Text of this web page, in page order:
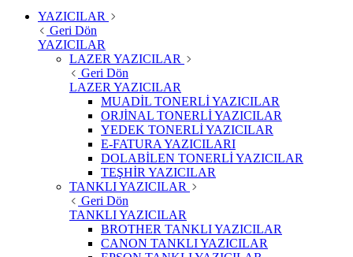
YAZICILAR
Geri Dön
YAZICILAR
LAZER YAZICILAR
Geri Dön
LAZER YAZICILAR
MUADİL TONERLİ YAZICILAR
ORJİNAL TONERLİ YAZICILAR
YEDEK TONERLİ YAZICILAR
E-FATURA YAZICILARI
DOLABİLEN TONERLİ YAZICILAR
TEŞHİR YAZICILAR
TANKLI YAZICILAR
Geri Dön
TANKLI YAZICILAR
BROTHER TANKLI YAZICILAR
CANON TANKLI YAZICILAR